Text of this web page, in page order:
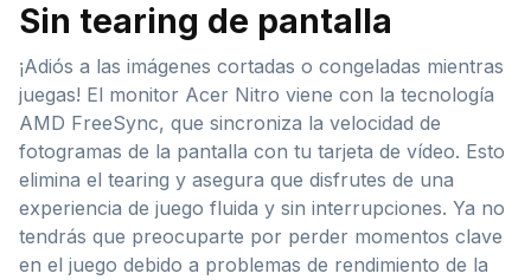
Sin tearing de pantalla
¡Adiós a las imágenes cortadas o congeladas mientras
juegas! El monitor Acer Nitro viene con la tecnología
AMD FreeSync, que sincroniza la velocidad de
fotogramas de la pantalla con tu tarjeta de vídeo. Esto
elimina el tearing y asegura que disfrutes de una
experiencia de juego fluida y sin interrupciones. Ya no
tendrás que preocuparte por perder momentos clave
en el juego debido a problemas de rendimiento de la